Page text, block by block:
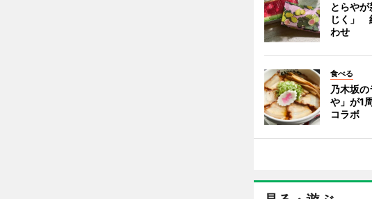
とらや
じく」
わせ
食べる
乃木坂
や」が1
コラボ